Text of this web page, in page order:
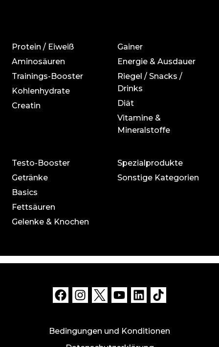
Protein / Eiweiß
Aminosäuren
Trainings-Booster
Kohlenhydrate
Creatin
Gainer
Energie & Ausdauer
Riegel / Snacks /
Drinks
Diät
Vitamine &
Mineralstoffe
Testo-Booster
Getränke
Basics
Fettsäuren
Gelenke & Knochen
Spezialprodukte
Sonstige Kategorien
Bedingungen und Konditionen